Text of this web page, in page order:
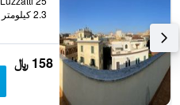
2.3 كيلومتر عن وسط المدينة
158 ﷼